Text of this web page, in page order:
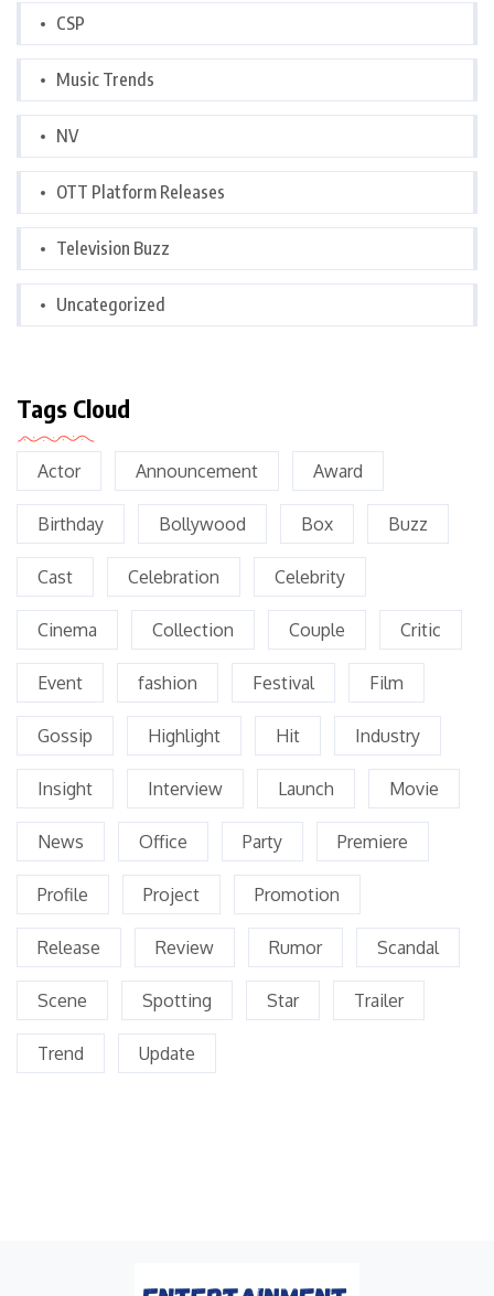
CSP
Music Trends
NV
OTT Platform Releases
Television Buzz
Uncategorized
Tags Cloud
Actor Announcement Award
Birthday Bollywood Box Buzz
Cast Celebration Celebrity
Cinema Collection Couple Critic
Event fashion Festival Film
Gossip Highlight Hit Industry
Insight Interview Launch Movie
News Office Party Premiere
Profile Project Promotion
Release Review Rumor Scandal
Scene Spotting Star Trailer
Trend Update